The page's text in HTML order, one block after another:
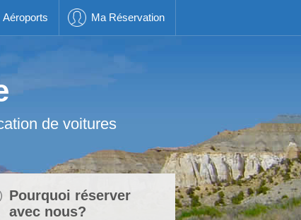
Aéroports Ma Réservation
de voitures
Pourquoi réserver
avec nous?